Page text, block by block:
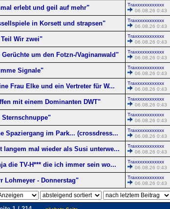
erlebt und geil auf mehr"
Traxxxxxxxxxxxx
06.08.26 0:43
in Korsett und strapsen"
Traxxxxxxxxxxxx
06.08.26 0:43
Teil Wir zwei"
Traxxxxxxxxxxxx
06.08.26 0:43
Gerüchte um den Fotzn-/Vaginanwald"
Traxxxxxxxxxxxx
06.08.26 0:43
Signale"
Traxxxxxxxxxxxx
06.08.26 0:43
Frau Elke und ein Vertreter für W...
Traxxxxxxxxxxxx
06.08.26 0:43
mit einem Dominanten DWT"
Traxxxxxxxxxxxx
06.08.26 0:43
Sternschnuppe"
Traxxxxxxxxxxxx
06.08.26 0:43
Spaziergang im Park... (crossdress...
Traxxxxxxxxxxxx
06.08.26 0:43
langem mal wieder als Susi unterwe...
Traxxxxxxxxxxxx
06.08.26 0:43
die TV-H*** die ich immer sein wo...
Traxxxxxxxxxxxx
06.08.26 0:43
Lohmeyer - Donnerstag"
Traxxxxxxxxxxxx
06.08.26 0:43